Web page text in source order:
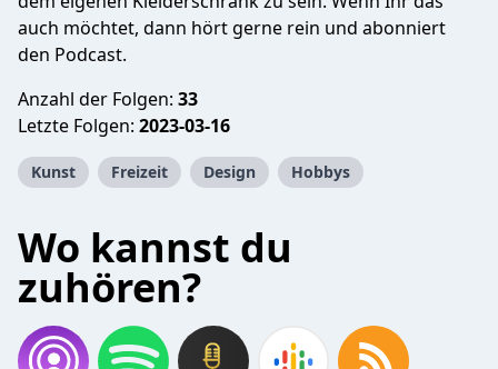
auch möchtet, dann hört gerne rein und abonniert
den Podcast.
Anzahl der Folgen: 33
Letzte Folgen: 2023-03-16
Kunst Freizeit Design Hobbys
Wo kannst du
zuhören?